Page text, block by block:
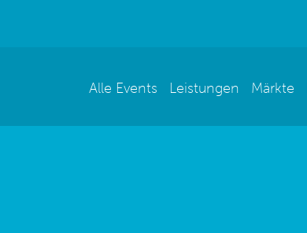
Alle Events Leistungen Märkte